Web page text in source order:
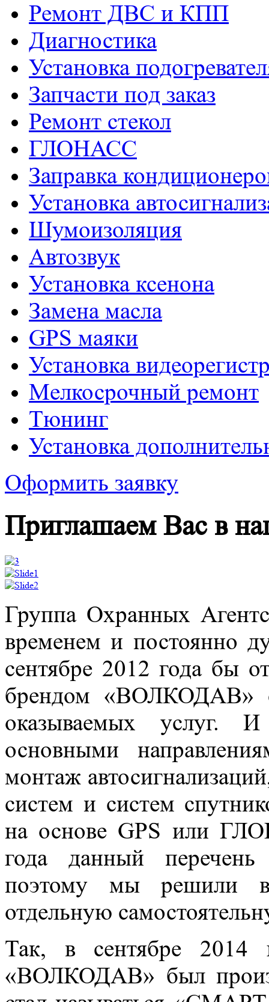
Ремонт ДВС и КПП
Диагностика
Установка
Запчасти под заказ
Ремонт стекол
ГЛОНАСС
Заправка
Установка
Шумоизоляция
Aвтозвук
Установка ксенона
Замена масла
GPS маяки
Установка
Mелкосрочный ремонт
Tюнинг
Установка
Оформить заявку
Приглашаем Вас в
Группа Охранных
временем и постоянно
сентябре 2012 года бы
брендом «ВОЛКОДАВ»
оказываемых услуг.
основными
монтаж
систем и систем
на основе GPS или
года данный
поэтому мы решили
отдельную
Так, в сентябре 2014
«ВОЛКОДАВ» был